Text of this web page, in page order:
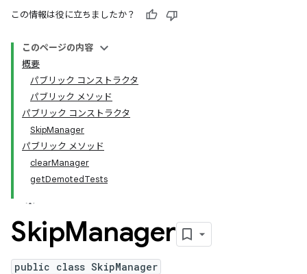
この情報は役に立ちましたか？
このページの内容
概要
パブリック コンストラクタ
パブリック メソッド
パブリック コンストラクタ
SkipManager
パブリック メソッド
clearManager
getDemotedTests
SkipManager
public class SkipManager